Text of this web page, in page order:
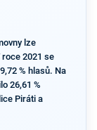
lze
2021 se
% hlasů. Na
26,61 %
Piráti a